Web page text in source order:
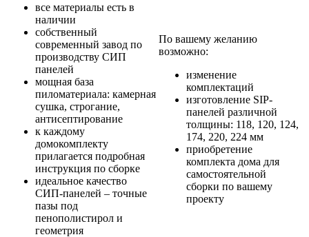
все материалы есть в
наличии
собственный
современный завод по
производству СИП
панелей
мощная база
пиломатериала: камерная
сушка, строгание,
антисептирование
к каждому
домокомплекту
прилагается подробная
инструкция по сборке
идеальное качество
СИП-панелей – точные
пазы под
пенополистирол и
геометрия
По вашему желанию
возможно:
изменение
комплектаций
изготовление SIP-
панелей различной
толщины: 118, 120, 124,
174, 220, 224 мм
приобретение
комплекта дома для
самостоятельной
сборки по вашему
проекту